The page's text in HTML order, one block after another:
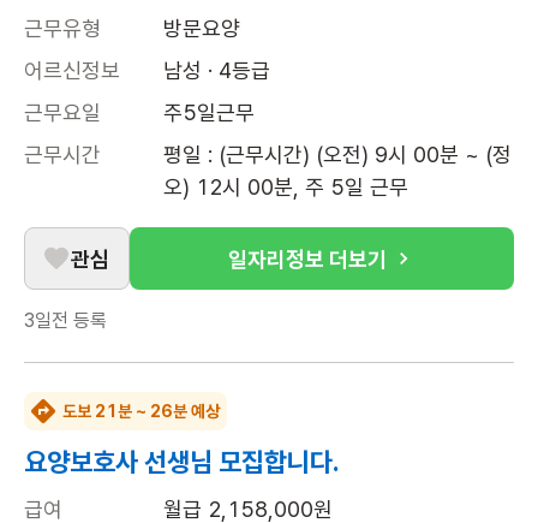
근무유형
방문요양
어르신정보
남성 · 4등급
근무요일
주5일근무
근무시간
평일 : (근무시간) (오전) 9시 00분 ~ (정
오) 12시 00분, 주 5일 근무
관심 일자리정보 더보기
3일전 등록
도보 21분 ~ 26분 예상
요양보호사 선생님 모집합니다.
급여
월급 2,158,000원